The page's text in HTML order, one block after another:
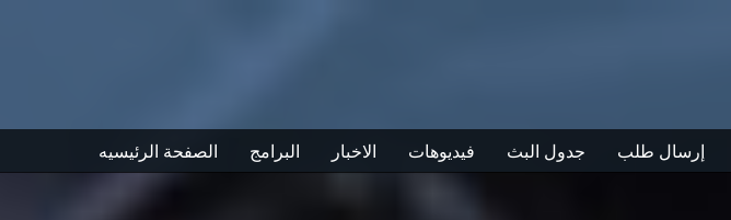
الصفحة الرئيسيه البرامج الاخبار فيديوهات جدول البث إرسال طلب